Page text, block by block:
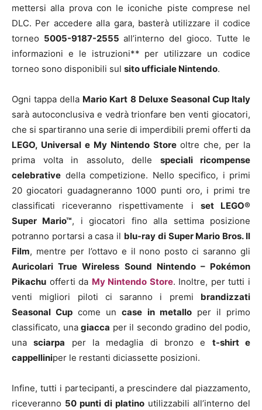
mettersi alla prova con le iconiche piste comprese nel
DLC. Per accedere alla gara, basterà utilizzare il codice
torneo 5005-9187-2555 all’interno del gioco. Tutte le
informazioni e le istruzioni** per utilizzare un codice
torneo sono disponibili sul sito ufficiale Nintendo.
Ogni tappa della Mario Kart 8 Deluxe Seasonal Cup Italy
sarà autoconclusiva e vedrà trionfare ben venti giocatori,
che si spartiranno una serie di imperdibili premi offerti da
LEGO, Universal e My Nintendo Store oltre che, per la
prima volta in assoluto, delle speciali ricompense
celebrative della competizione. Nello specifico, i primi
20 giocatori guadagneranno 1000 punti oro, i primi tre
classificati riceveranno rispettivamente i set LEGO®
Super Mario™, i giocatori fino alla settima posizione
potranno portarsi a casa il blu-ray di Super Mario Bros. Il
Film, mentre per l’ottavo e il nono posto ci saranno gli
Auricolari True Wireless Sound Nintendo – Pokémon
Pikachu offerti da My Nintendo Store. Inoltre, per tutti i
venti migliori piloti ci saranno i premi brandizzati
Seasonal Cup come uncase in metalloper il primo
classificato, una giacca per il secondo gradino del podio,
unasciarpa per la medaglia di bronzo e t-shirt e
cappelliniper le restanti diciassette posizioni.
Infine, tutti i partecipanti, a prescindere dal piazzamento,
riceveranno 50 punti di platino utilizzabili all’interno del